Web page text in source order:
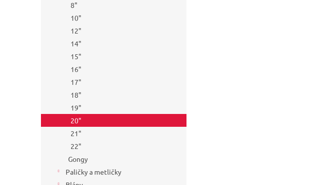
8"
10"
12"
14"
15"
16"
17"
18"
19"
20"
21"
22"
Gongy
Paličky a metličky